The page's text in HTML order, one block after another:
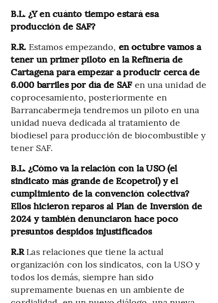
B.L. ¿Y en cuánto tiempo estará esa
producción de SAF?
R.R. Estamos empezando, en octubre vamos a
tener un primer piloto en la Refinería de
Cartagena para empezar a producir cerca de
6.000 barriles por día de SAF en una unidad de
coprocesamiento, posteriormente en
Barrancabermeja tendremos un piloto en una
unidad nueva dedicada al tratamiento de
biodiesel para producción de biocombustible y
tener SAF.
B.L. ¿Cómo va la relación con la USO (el
sindicato más grande de Ecopetrol) y el
cumplimiento de la convención colectiva?
Ellos hicieron reparos al Plan de Inversión de
2024 y también denunciaron hace poco
presuntos despidos injustificados
R.RLas relaciones que tiene la actual
organización con los sindicatos, con la USO y
todos los demás, siempre han sido
supremamente buenas en un ambiente de